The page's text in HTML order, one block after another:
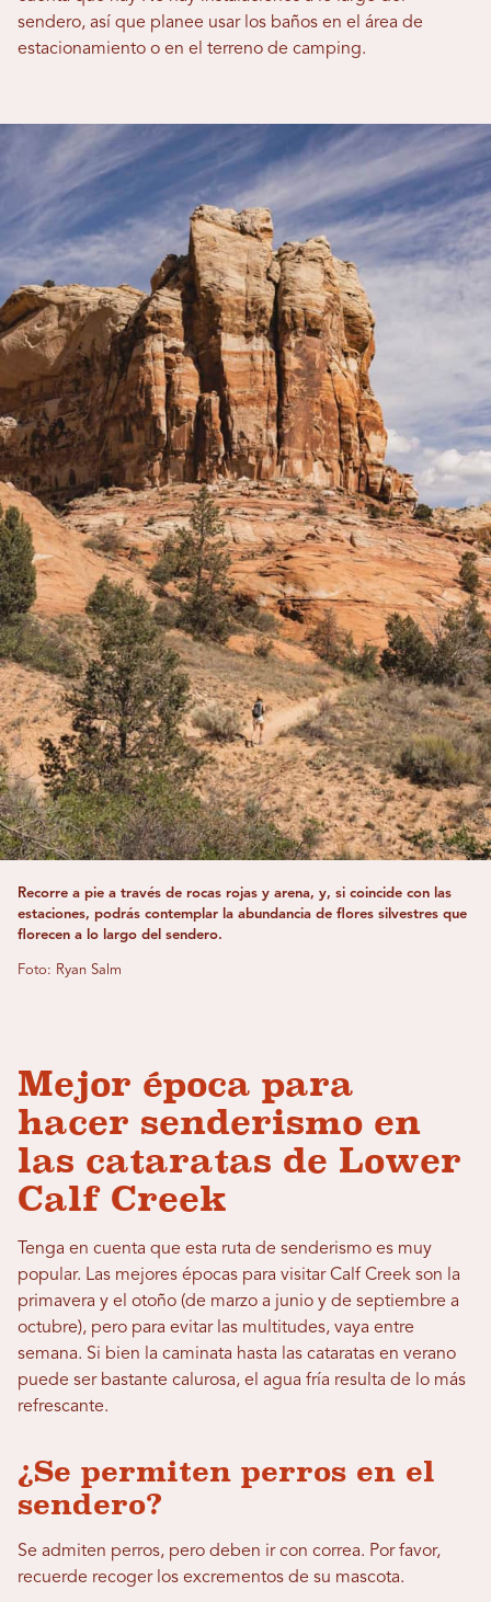
sendero, así que planee usarlos baños en el área de
estacionamiento o en el terreno de camping.
Recorre a pie a través de rocas rojas y arena, y, si coincide con las
estaciones, podrás contemplar la abundancia de flores silvestres que
florecen a lo largo del sendero.
Foto: Ryan Salm
Mejor época para
hacer senderismo en
las cataratas de Lower
Calf Creek
Tenga en cuenta que esta ruta de senderismo es muy
popular. Las mejores épocas para visitar Calf Creek son la
primavera y el otoño (de marzo a junio y de septiembre a
octubre), pero para evitar las multitudes, vaya entre
semana. Si bien la caminata hasta las cataratas en verano
puede ser bastante calurosa, el agua fría resulta de lo más
refrescante.
¿Se permiten perros en el
sendero?
Se admiten perros, pero deben ir con correa. Por favor,
recuerde recoger los excrementos de su mascota.